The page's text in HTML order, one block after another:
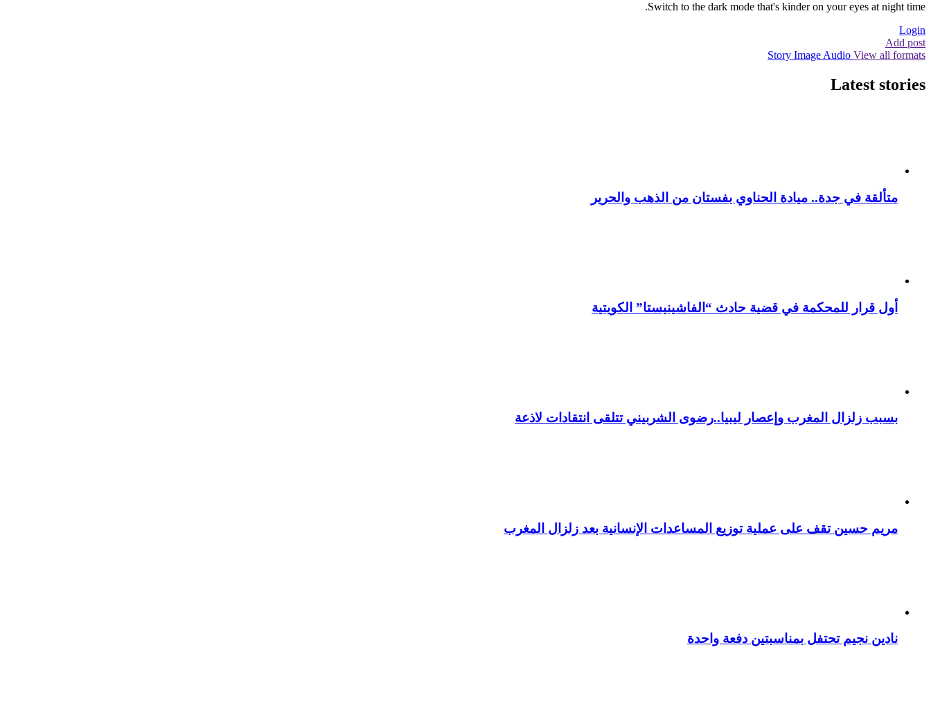
Switch to the dark mode that's kinder on your eyes at night time.
Login
Add post
Story Image Audio View all formats
Latest stories
متألقة في جدة.. ميادة الحناوي بفستان من الذهب والحرير
أول قرار للمحكمة في قضية حادث “الفاشينيستا” الكويتية
بسبب زلزال المغرب وإعصار ليبيا..رضوى الشربيني تتلقى انتقادات لاذعة
مريم حسين تقف على عملية توزيع المساعدات الإنسانية بعد زلزال المغرب
نادين نجيم تحتفل بمناسبتين دفعة واحدة